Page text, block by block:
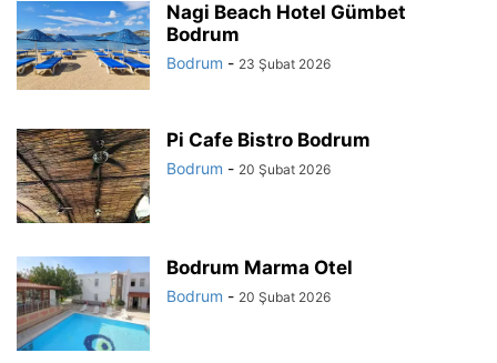
Nagi Beach Hotel Gümbet
Bodrum
Bodrum - 23 Şubat 2026
Pi Cafe Bistro Bodrum
Bodrum - 20 Şubat 2026
Bodrum Marma Otel
Bodrum - 20 Şubat 2026